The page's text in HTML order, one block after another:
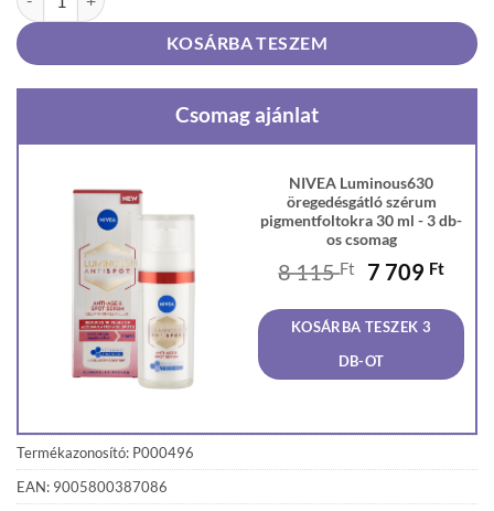
KOSÁRBA TESZEM
Csomag ajánlat
NIVEA Luminous630
öregedésgátló szérum
pigmentfoltokra 30 ml - 3 db-
os csomag
8 115Ft
Original
was:
8
115 Ft.
7 709 Ft
is:
709
KOSÁRBA TESZEK 3
DB-OT
Termékazonosító: P000496
EAN: 9005800387086